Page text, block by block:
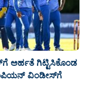
ಅರ್ಹತೆ ಗಿಟ್ಟಿಸಿಕೊಂಡ
ವಿಂಡೀಸ್‌ಗೆ